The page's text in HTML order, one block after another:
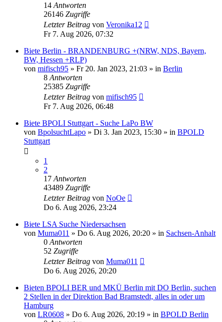
14 Antworten
26146 Zugriffe
Letzter Beitrag von Veronika12
Fr 7. Aug 2026, 07:32
Biete Berlin - BRANDENBURG +(NRW, NDS, Bayern,
BW, Hessen +RLP)
von mifisch95 » Fr 20. Jan 2023, 21:03 » in Berlin
8 Antworten
25385 Zugriffe
Letzter Beitrag von mifisch95
Fr 7. Aug 2026, 06:48
Biete BPOLI Stuttgart - Suche LaPo BW
von BpolsuchtLapo » Di 3. Jan 2023, 15:30 » in BPOLD
Stuttgart
1
2
17 Antworten
43489 Zugriffe
Letzter Beitrag von NoOe
Do 6. Aug 2026, 23:24
Biete LSA Suche Niedersachsen
von Muma011 » Do 6. Aug 2026, 20:20 » in Sachsen-Anhalt
0 Antworten
52 Zugriffe
Letzter Beitrag von Muma011
Do 6. Aug 2026, 20:20
Bieten BPOLI BER und MKÜ Berlin mit DO Berlin, suchen
2 Stellen in der Direktion Bad Bramstedt, alles in oder um
Hamburg
von LR0608 » Do 6. Aug 2026, 20:19 » in BPOLD Berlin